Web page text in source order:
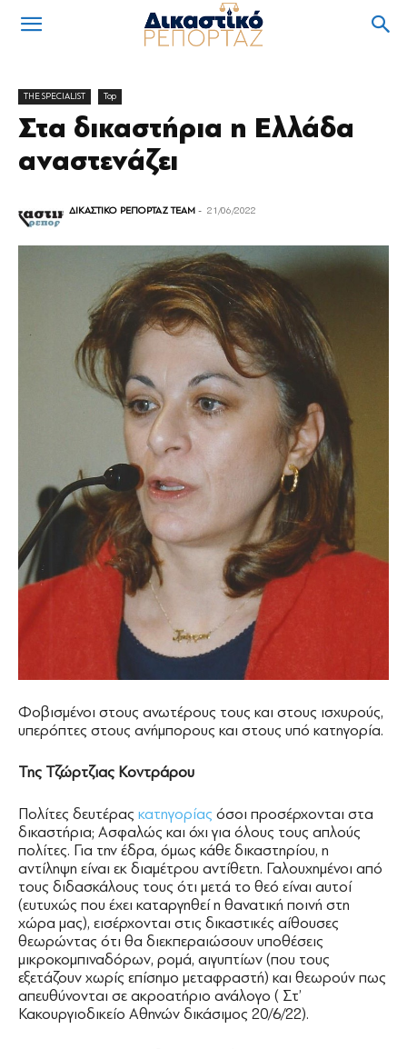
THE SPECIALIST Top
Στα δικαστήρια η Ελλάδα
αναστενάζει
ΔΙΚΑΣΤΙΚΟ ΡΕΠΟΡΤΑΖ TEAM - 21/06/2022
Φοβισμένοι στους ανωτέρους τους και στους ισχυρούς,
υπερόπτες στους ανήμπορους και στους υπό κατηγορία.
Της Τζώρτζιας Κοντράρου
Πολίτες δευτέρας κατηγορίας όσοι προσέρχονται στα
δικαστήρια; Ασφαλώς και όχι για όλους τους απλούς
πολίτες. Για την έδρα, όμως κάθε δικαστηρίου, η
αντίληψη είναι εκ διαμέτρου αντίθετη. Γαλουχημένοι από
τους διδασκάλους τους ότι μετά το θεό είναι αυτοί
(ευτυχώς που έχει καταργηθεί η θανατική ποινή στη
χώρα μας), εισέρχονται στις δικαστικές αίθουσες
θεωρώντας ότι θα διεκπεραιώσουν υποθέσεις
μικροκομπιναδόρων, ρομά, αιγυπτίων (που τους
εξετάζουν χωρίς επίσημο μεταφραστή) και θεωρούν πως
απευθύνονται σε ακροατήριο ανάλογο ( Στ’
Κακουργιοδικείο Αθηνών δικάσιμος 20/6/22).